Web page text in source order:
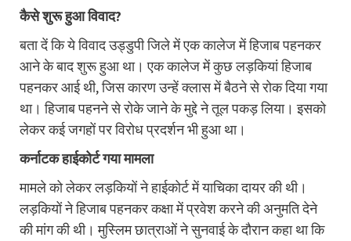
कैसे शुरू हुआ विवाद?
बता दें कि ये विवाद उड्डुपी जिले में एक कालेज में हिजाब पहनकर
आने के बाद शुरू हुआ था। एक कालेज में कुछ लड़कियां हिजाब
पहनकर आई थी, जिस कारण उन्हें क्लास में बैठने से रोक दिया गया
था। हिजाब पहनने से रोके जाने के मुद्दे ने तूल पकड़ लिया। इसको
लेकर कई जगहों पर विरोध प्रदर्शन भी हुआ था।
कर्नाटक हाईकोर्ट गया मामला
मामले को लेकर लड़कियों ने हाईकोर्ट में याचिका दायर की थी।
लड़कियों ने हिजाब पहनकर कक्षा में प्रवेश करने की अनुमति देने
की मांग की थी। मुस्लिम छात्राओं ने सुनवाई के दौरान कहा था कि